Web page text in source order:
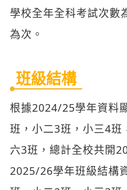
學校全年全科考試次數
為次。
班級結構
根據2024/25學年資料
班，小二3班，小三4
六3班，總計全校共開
2025/26學年班級結構